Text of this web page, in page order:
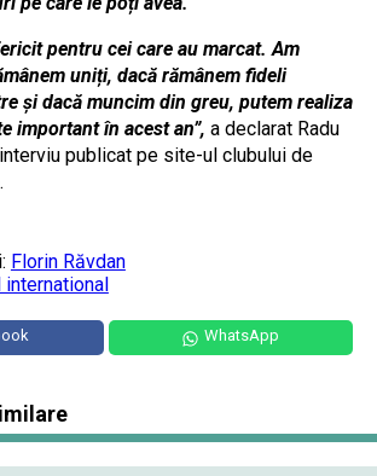
pentru cei care au marcat. Am
uniți, dacă rămânem fideli
și dacă muncim din greu, putem realiza
important în acest an”, a declarat Radu
publicat pe site-ul clubului de
Florin Răvdan
international
WhatsApp